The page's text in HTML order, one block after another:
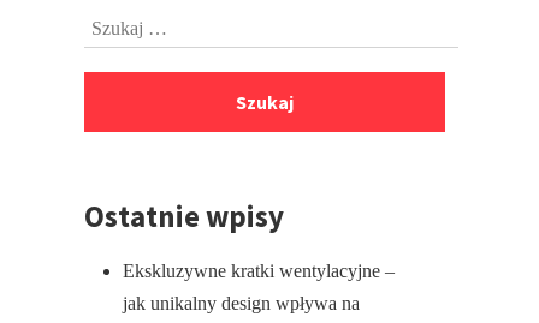
PrzejdźSzukaj:
Ostatnie wpisy
Ekskluzywne kratki wentylacyjne –
jak unikalny design wpływa na